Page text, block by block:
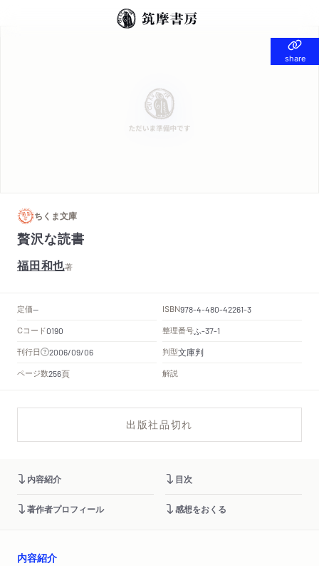
share
share
ちくま文庫
贅沢な読書
福田和也著
定価-- ISBN978-4-480-42261-3
Cコード0190 整理番号ふ-37-1
刊行日 2006/09/06 判型文庫判
ページ数256頁 解説
出版社品切れ
内容紹介 目次
著作者プロフィール 感想をおくる
内容紹介